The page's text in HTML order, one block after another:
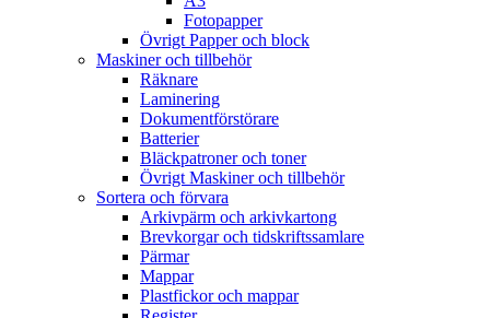
Fotopapper
Övrigt Papper och block
Maskiner och tillbehör
Räknare
Laminering
Dokumentförstörare
Batterier
Bläckpatroner och toner
Övrigt Maskiner och tillbehör
Sortera och förvara
Arkivpärm och arkivkartong
Brevkorgar och tidskriftssamlare
Pärmar
Mappar
Plastfickor och mappar